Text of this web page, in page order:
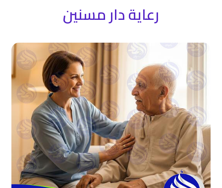
رعاية دار مسنين